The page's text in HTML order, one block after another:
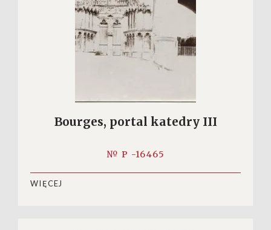
Bourges, portal katedry III
№ P -16465
WIĘCEJ